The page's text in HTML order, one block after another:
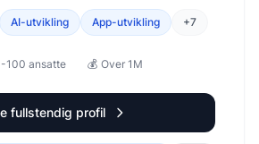
kundeservice i offentlig og privat
sektor.
AI-utvikling App-utvikling +7
100 ansatte 💰 Over 1M
fullstendig profil